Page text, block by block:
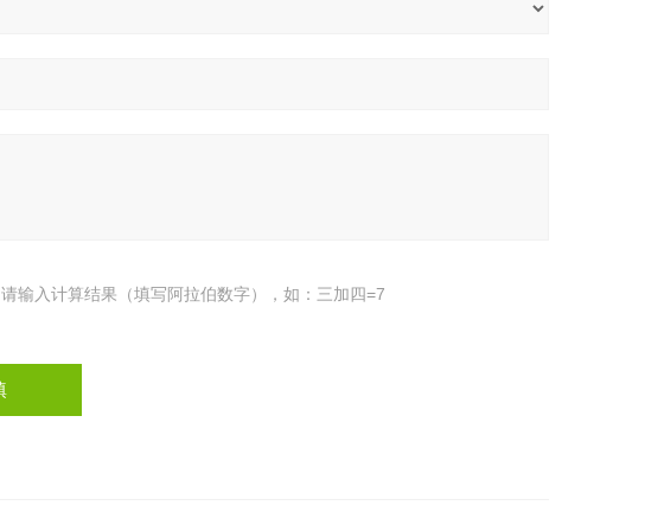
请输入计算结果（填写阿拉伯数字），如：三加四=7